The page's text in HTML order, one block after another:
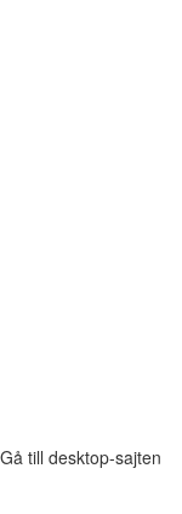
Gå till desktop-sajten